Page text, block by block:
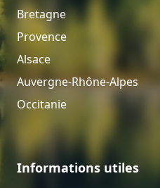
Bretagne
Provence
Alsace
Auvergne-Rhône-Alpes
Occitanie
Informations utiles